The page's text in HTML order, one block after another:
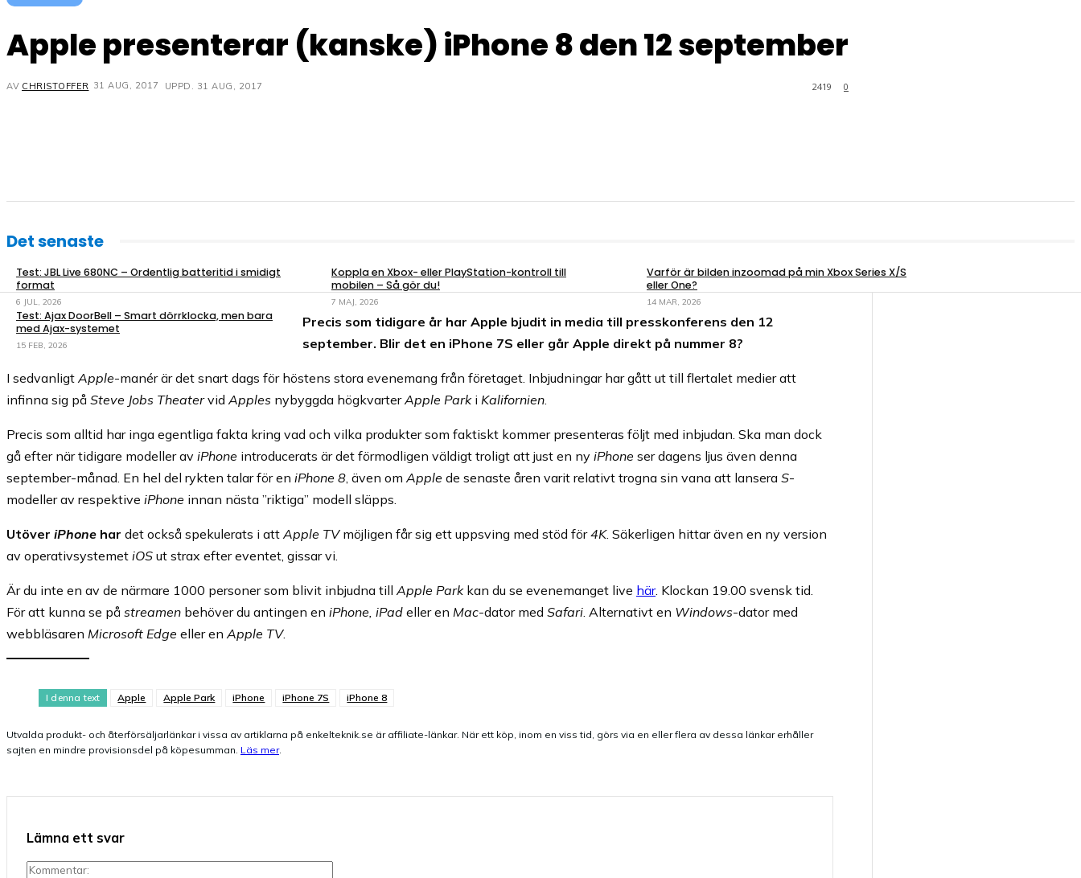
Apple presenterar (kanske) iPhone 8 den 12 september
AV CHRISTOFFER 31 AUG, 2017 UPPD. 31 AUG, 2017 0
2419
Det senaste
Test: JBL Live 680NC – Ordentlig batteritid i smidigt
format
6 JUL, 2026
Koppla en Xbox- eller PlayStation-kontroll till
mobilen – Så gör du!
7 MAJ, 2026
Varför är bilden inzoomad på min Xbox Series X/S
eller One?
14 MAR, 2026
Test: Ajax DoorBell – Smart dörrklocka, men bara
med Ajax-systemet
15 FEB, 2026
Precis som tidigare år har Apple bjudit in media till presskonferens den 12
september. Blir det en iPhone 7S eller går Apple direkt på nummer 8?
I sedvanligtApple-manér är det snart dags för höstens stora evenemang från företaget. Inbjudningar har gått ut till flertalet medier att
infinna sig på Steve Jobs TheatervidApples nybyggda högkvarterApple Parki Kalifornien.
Precis som alltid har inga egentliga fakta kring vad och vilka produkter som faktiskt kommer presenteras följt med inbjudan. Ska man dock
gå efter när tidigare modeller av iPhone introducerats är det förmodligen väldigt troligt att just en ny iPhone ser dagens ljus även denna
september-månad. En hel del rykten talar för en iPhone 8, även omApple de senaste åren varit relativt trogna sin vana att lansera S-
modeller av respektive iPhone innan nästa ”riktiga” modell släpps.
Utöver iPhone har det också spekulerats i attApple TVmöjligen får sig ett uppsving med stöd för4K. Säkerligen hittar även en ny version
av operativsystemet iOS ut strax efter eventet, gissar vi.
Är du inte en av de närmare 1000 personer som blivit inbjudna tillApple Parkkan du se evenemanget live här. Klockan 19.00 svensk tid.
För att kunna se på streamen behöver du antingen en iPhone, iPad eller en Mac-dator med Safari. Alternativt en Windows-dator med
webbläsaren Microsoft Edge eller enApple TV.
I denna text Apple Apple Park iPhone iPhone 7S iPhone 8
Utvalda produkt- och återförsäljarlänkar i vissa av artiklarna på enkelteknik.se är affiliate-länkar. När ett köp, inom en viss tid, görs via en eller flera av dessa länkar erhåller
sajten en mindre provisionsdel på köpesumman. Läs mer.
Lämna ett svar